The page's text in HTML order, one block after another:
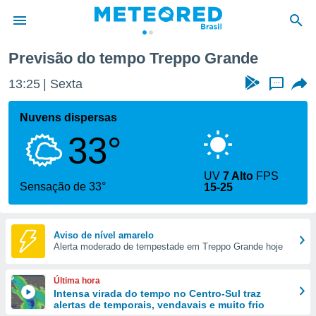
da
fornecidas
a este
das
e
forma
digital
Previsão do tempo Treppo Grande
13:25 Sexta ...
Nuvens dispersas
33°
Sensação de 33°
UV7 Alto FPS
15-25
Aviso de nível amarelo
Alerta moderado de tempestade em Treppo Grande hoje
Última hora
Intensa virada do tempo no Centro-Sul traz
alertas de temporais, vendavais e muito frio